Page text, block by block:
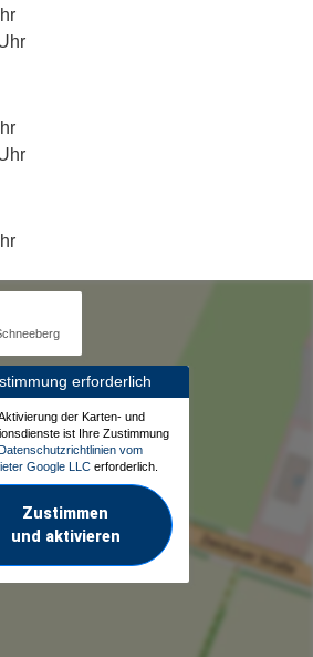
erforderlich
der Karten- und
ist Ihre Zustimmung
vom
Google LLC erforderlich.
Zustimmen
und aktivieren